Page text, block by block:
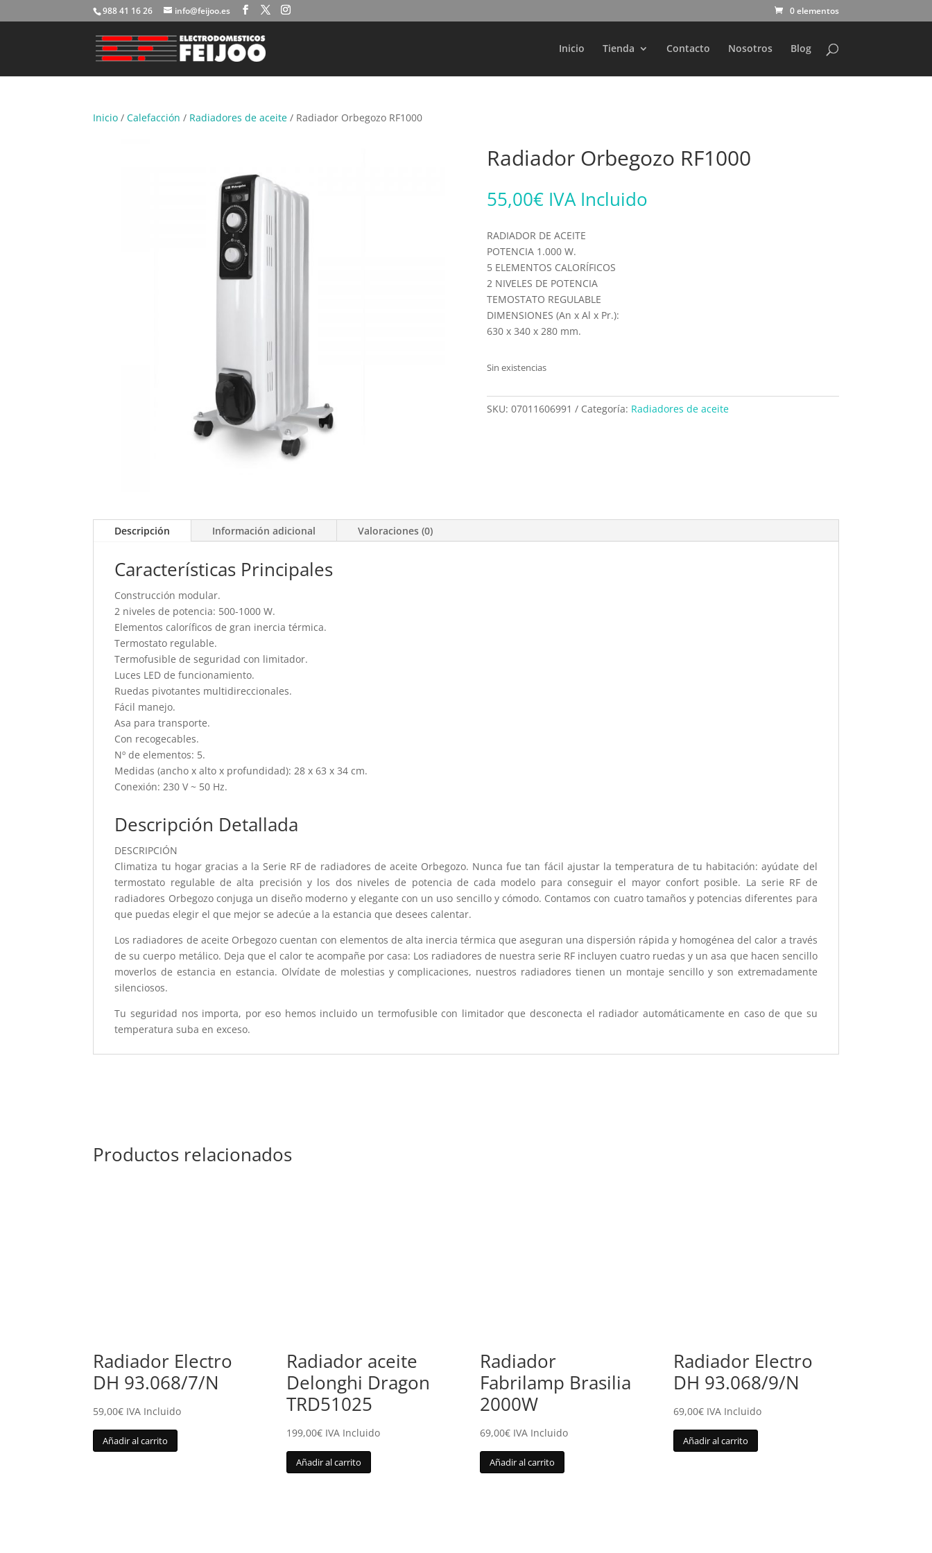
988 41 16 26 info@feijoo.es 0 elementos
Inicio Tienda Contacto Nosotros Blog
Búsqueda
productos
Inicio /Calefacción / Radiadores de aceite / Radiador Orbegozo RF1000
Radiador Orbegozo RF1000
55,00€ IVA Incluido
RADIADOR DE ACEITE
POTENCIA 1.000 W.
5 ELEMENTOS CALORÍFICOS
2 NIVELES DE POTENCIA
TEMOSTATO REGULABLE
DIMENSIONES (An x Al x Pr.):
630 x 340 x 280 mm.
Sin existencias
SKU: 07011606991 Categoría: Radiadores de aceite
Descripción Información adicional Valoraciones (0)
Características Principales
Construcción modular.
2 niveles de potencia: 500-1000 W.
Elementos caloríficos de gran inercia térmica.
Termostato regulable.
Termofusible de seguridad con limitador.
Luces LED de funcionamiento.
Ruedas pivotantes multidireccionales.
Fácil manejo.
Asa para transporte.
Con recogecables.
Nº de elementos: 5.
Medidas (ancho x alto x profundidad): 28 x 63 x 34 cm.
Conexión: 230 V ~ 50 Hz.
Descripción Detallada
DESCRIPCIÓN
Climatiza tu hogar gracias a la Serie RF de radiadores de aceite Orbegozo. Nunca fue tan fácil ajustar la temperatura de tu habitación: ayúdate del
termostato regulable de alta precisión y los dos niveles de potencia de cada modelo para conseguir el mayor confort posible. La serie RF de
radiadores Orbegozo conjuga un diseño moderno y elegante con un uso sencillo y cómodo. Contamos con cuatro tamaños y potencias diferentes para
que puedas elegir el que mejor se adecúe a la estancia que desees calentar.
Los radiadores de aceite Orbegozo cuentan con elementos de alta inercia térmica que aseguran una dispersión rápida y homogénea del calor a través
de su cuerpo metálico. Deja que el calor te acompañe por casa: Los radiadores de nuestra serie RF incluyen cuatro ruedas y un asa que hacen sencillo
moverlos de estancia en estancia. Olvídate de molestias y complicaciones, nuestros radiadores tienen un montaje sencillo y son extremadamente
silenciosos.
Tu seguridad nos importa, por eso hemos incluido un termofusible con limitador que desconecta el radiador automáticamente en caso de que su
temperatura suba en exceso.
Productos relacionados
Radiador Electro
DH 93.068/7/N
59,00€ IVA Incluido
Añadir al carrito
Radiador aceite
Delonghi Dragon
TRD51025
199,00€ IVA Incluido
Añadir al carrito
Radiador
Fabrilamp Brasilia
2000W
69,00€ IVA Incluido
Añadir al carrito
Radiador Electro
DH 93.068/9/N
69,00€ IVA Incluido
Añadir al carrito